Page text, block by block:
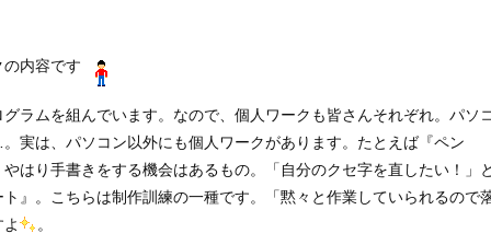
内容です
ラムを組んでいます。なので、個人ワークも皆さんそれぞれ。パソ
実は、パソコン以外にも個人ワークがあります。たとえば『ペン
はり手書きをする機会はあるもの。「自分のクセ字を直したい！」
』。こちらは制作訓練の一種です。「黙々と作業していられるので
。